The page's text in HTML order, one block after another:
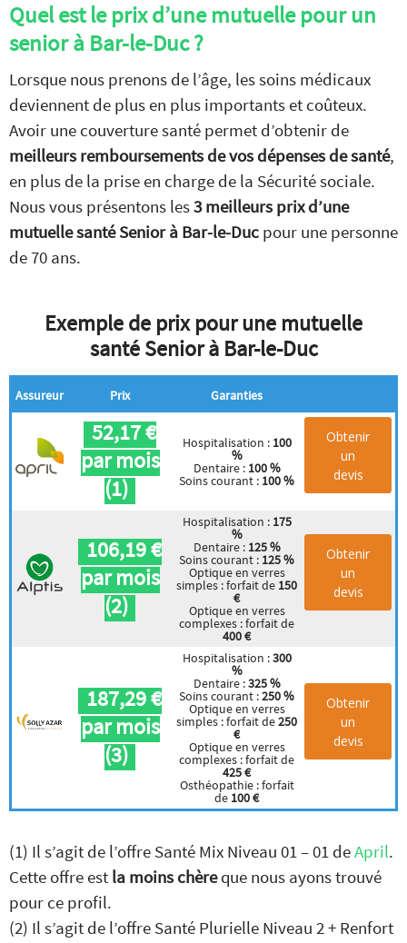
Quel est le prix d’une mutuelle pour un
senior à Bar-le-Duc ?
Lorsque nous prenons de l’âge, les soins médicaux
deviennent de plus en plus importants et coûteux.
Avoir une couverture santé permet d’obtenir de
meilleurs remboursements de vos dépenses de santé,
en plus de la prise en charge de la Sécurité sociale.
Nous vous présentons les3 meilleurs prix d’une
mutuelle santé Senior à Bar-le-Duc pour une personne
de 70 ans.
Exemple de prix pour une mutuelle
santé Senior à Bar-le-Duc
Assureur Prix Garanties
52,17 €
par mois
(1)
Hospitalisation : 100
%
Dentaire : 100 %
Soins courant : 100 %
Obtenir
un
devis
106,19 €
par mois
(2)
Hospitalisation : 175
%
Dentaire : 125 %
Soins courant : 125 %
Optique en verres
simples : forfait de 150
€
Optique en verres
complexes : forfait de
400 €
Obtenir
un
devis
187,29 €
par mois
(3)
Hospitalisation :300
%
Dentaire :325 %
Soins courant :250 %
Optique en verres
simples : forfait de250
€
Optique en verres
complexes : forfait de
425 €
Osthéopathie : forfait
de 100 €
Obtenir
un
devis
(1) Il s’agit de l’offre Santé Mix Niveau 01 – 01 deApril.
Cette offre est la moins chèreque nous ayons trouvé
pour ce profil.
(2) Il s’agit de l’offre Santé Plurielle Niveau 2 + Renfort